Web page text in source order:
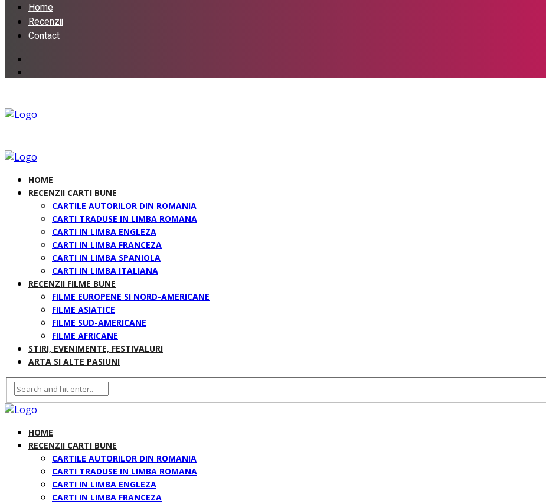
Home
Recenzii
Contact
HOME
RECENZII CARTI BUNE
CARTILE AUTORILOR DIN ROMANIA
CARTI TRADUSE IN LIMBA ROMANA
CARTI IN LIMBA ENGLEZA
CARTI IN LIMBA FRANCEZA
CARTI IN LIMBA SPANIOLA
CARTI IN LIMBA ITALIANA
RECENZII FILME BUNE
FILME EUROPENE SI NORD-AMERICANE
FILME ASIATICE
FILME SUD-AMERICANE
FILME AFRICANE
STIRI, EVENIMENTE, FESTIVALURI
ARTA SI ALTE PASIUNI
HOME
RECENZII CARTI BUNE
CARTILE AUTORILOR DIN ROMANIA
CARTI TRADUSE IN LIMBA ROMANA
CARTI IN LIMBA ENGLEZA
CARTI IN LIMBA FRANCEZA